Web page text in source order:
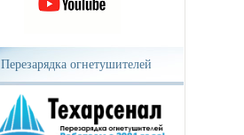
Перезарядка огнетушителей